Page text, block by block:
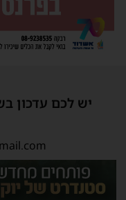
יש לכם עדכון
או שילחו